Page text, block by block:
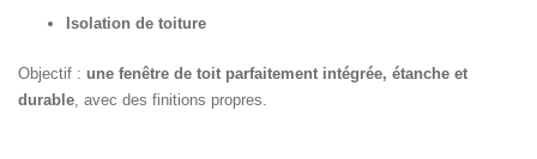
Isolation de toiture
Objectif : une fenêtre de toit parfaitement intégrée, étanche et
durable , avec des finitions propres.